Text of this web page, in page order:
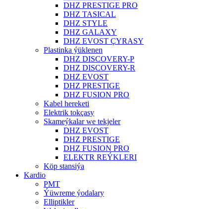
DHZ PRESTIGE PRO
DHZ TASICAL
DHZ STYLE
DHZ GALAXY
DHZ EVOST ÇYRASY
Plastinka ýüklenen
DHZ DISCOVERY-P
DHZ DISCOVERY-R
DHZ EVOST
DHZ PRESTIGE
DHZ FUSION PRO
Kabel hereketi
Elektrik tokçasy
Skameýkalar we tekjeler
DHZ EVOST
DHZ PRESTIGE
DHZ FUSION PRO
ELEKTR REÝKLERI
Köp stansiýa
Kardio
PMT
Ýüwreme ýodalary
Elliptikler